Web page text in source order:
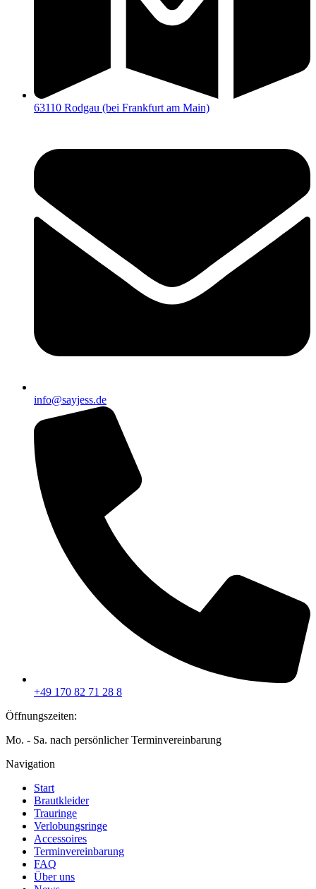
63110 Rodgau (bei Frankfurt am Main)
info@sayjess.de
+49 170 82 71 28 8
Öffnungszeiten:
Mo. - Sa. nach persönlicher Terminvereinbarung
Navigation
Start
Brautkleider
Trauringe
Verlobungsringe
Accessoires
Terminvereinbarung
FAQ
Über uns